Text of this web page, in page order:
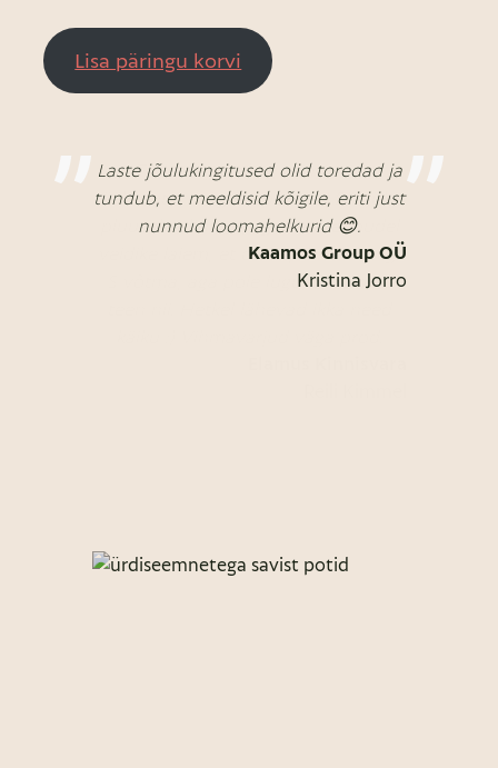
Lisa päringu korvi
Laste jõulukingitused olid toredad ja
tundub, et meeldisid kõigile, eriti just
nunnud loomahelkurid 😊.
Kaamos Group OÜ
Kristina Jorro